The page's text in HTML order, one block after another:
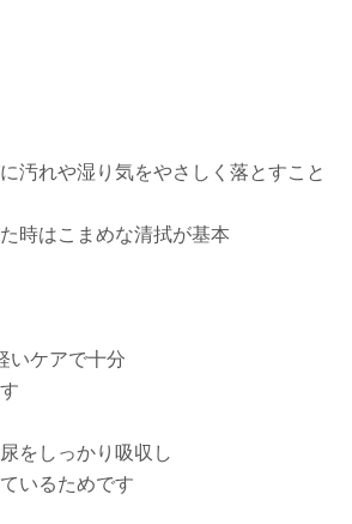
汚れや湿り気をやさしく落とすこと
時はこまめな清拭が基本
いケアで十分
をしっかり吸収し
いるためです